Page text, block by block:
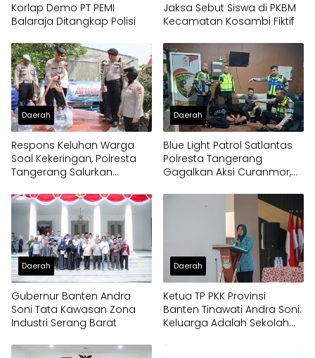
Korlap Demo PT PEMI
Balaraja Ditangkap Polisi
Jaksa Sebut Siswa di PKBM
Kecamatan Kosambi Fiktif
Daerah
Respons Keluhan Warga
Soal Kekeringan, Polresta
Tangerang Salurkan
Panongan
Daerah
Blue Light Patrol Satlantas
Polresta Tangerang
Gagalkan Aksi Curanmor,
Daerah
Gubernur Banten Andra
Soni Tata Kawasan Zona
Industri Serang Barat
Daerah
Ketua TP PKK Provinsi
Banten Tinawati Andra Soni:
Keluarga Adalah Sekolah